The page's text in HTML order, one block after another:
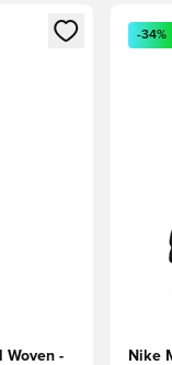
vagy a
Woven -
-34%
Nike